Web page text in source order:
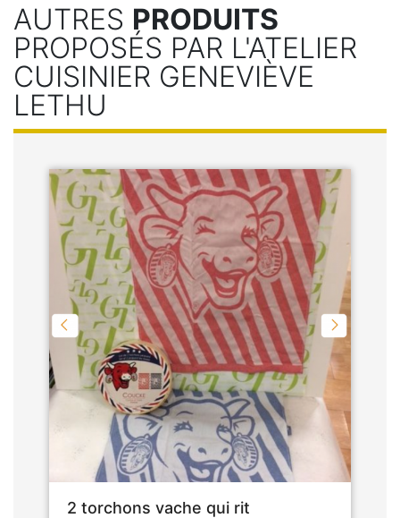
AUTRES PRODUITS
PROPOSÉS PAR L'ATELIER
CUISINIER GENEVIÈVE
LETHU
2 torchons vache qui rit